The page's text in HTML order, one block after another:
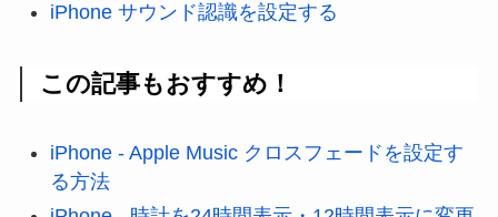
iPhone サウンド認識を設定する
この記事もおすすめ！
iPhone - Apple Music クロスフェードを設定す
る方法